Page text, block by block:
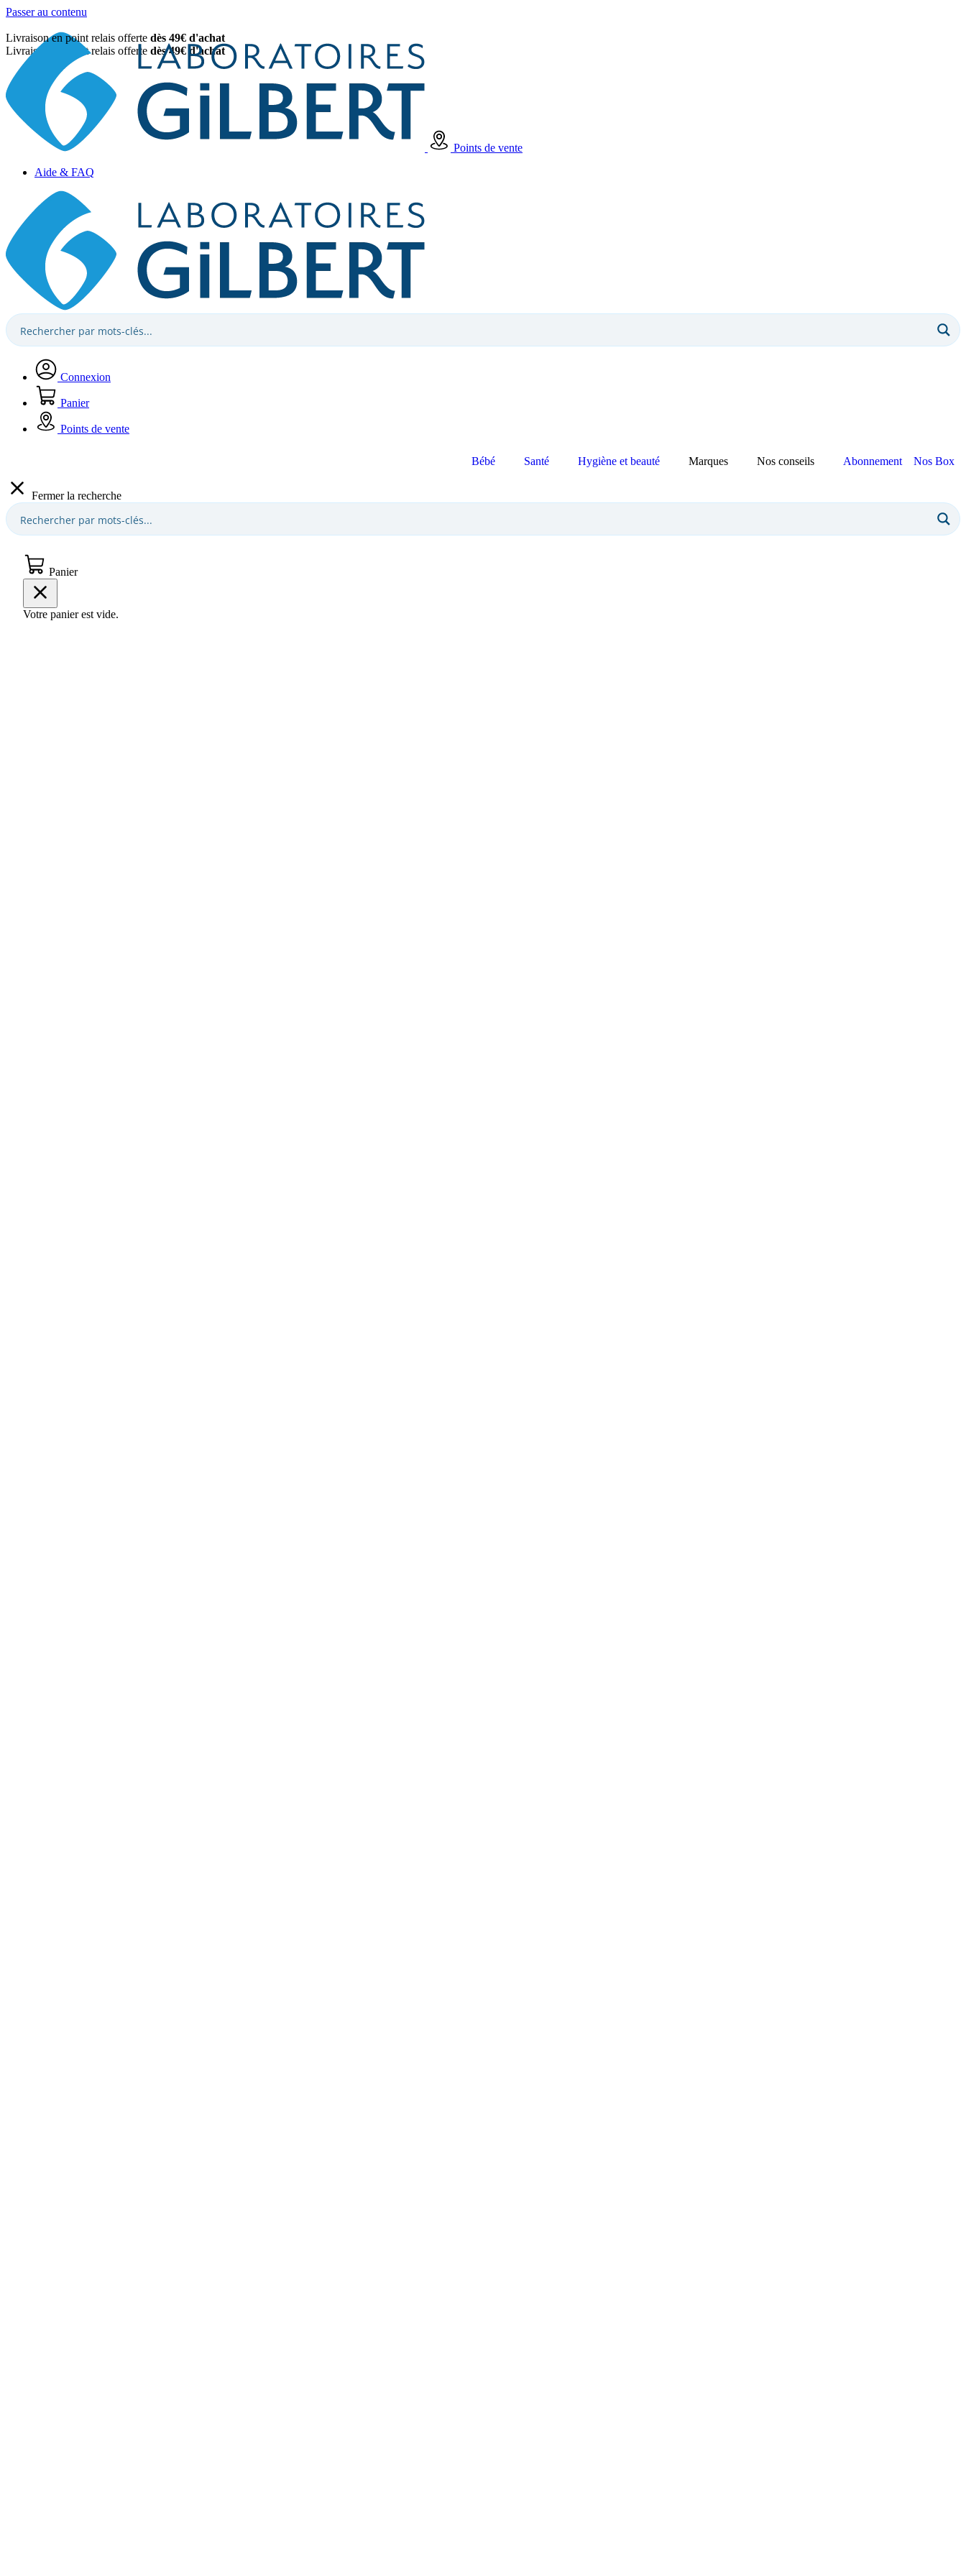
Passer au contenu
Livraison en point relais offerte dès 49€ d'achat
Livraison en point relais offerte dès 49€ d'achat
Points de vente
Aide & FAQ
Connexion
Panier
Points de vente
Bébé Santé Hygiène et beauté Marques Nos conseils Abonnement Nos Box
Fermer la recherche
Panier
Votre panier est vide.